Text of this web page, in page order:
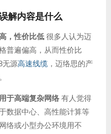
解内容是什么
，性价比低 很多人认为迈
普遍偏高，从而性价比
无源高速线缆 ，迈络思的产
于高端复杂网络 有人觉得
数据中心、高性能计算等
络或小型办公环境用不